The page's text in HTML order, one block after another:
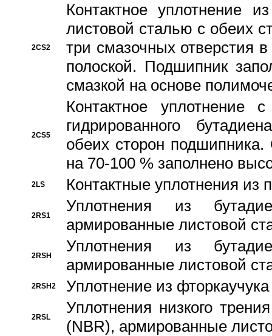
2CS2
Контактное уплотнение
листовой сталью с обеих
три смазочных отверстия
полоской. Подшипник
смазкой на основе
2CS5
Контактное уплотнение
гидрированного
обеих сторон
на 70-100 % заполнено
2LS Контактные уплотнения из
2RS1
Уплотнения из
армированные листовой
2RSH
Уплотнения из
армированные листовой
2RSH2 Уплотнение из
2RSL
Уплотнения низкого
(NBR), армированные